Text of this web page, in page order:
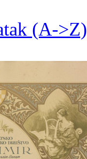
(A->Z)